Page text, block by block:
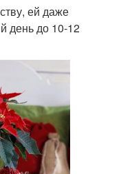
ей даже
день до 10-12